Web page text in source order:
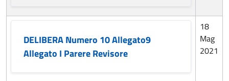
DELIBERA Numero 10 Allegato9
Allegato I Parere Revisore
18
Mag
2021